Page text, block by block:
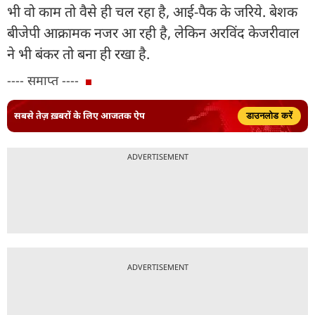
भी वो काम तो वैसे ही चल रहा है, आई-पैक के जरिये. बेशक
बीजेपी आक्रामक नजर आ रही है, लेकिन अरविंद केजरीवाल
ने भी बंकर तो बना ही रखा है.
---- समाप्त ----
सबसे तेज़ ख़बरों के लिए आजतक ऐप डाउनलोड करें
ADVERTISEMENT
ADVERTISEMENT